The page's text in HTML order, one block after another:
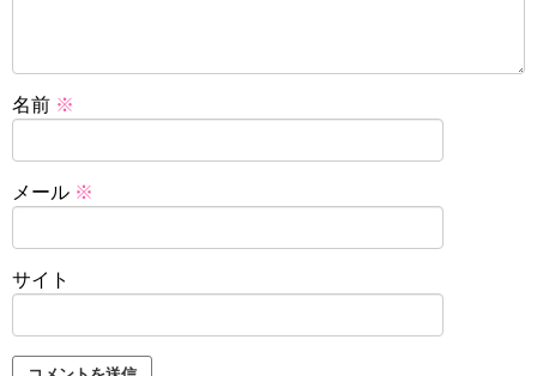
名前 ※
メール ※
サイト